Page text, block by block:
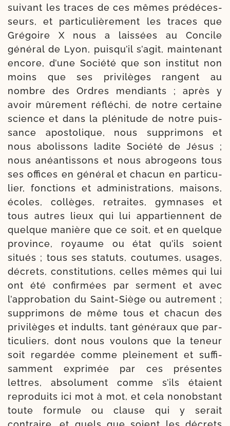
sui­vant les traces de ces mêmes pré­dé­ces­
seurs, et par­ti­cu­liè­re­ment les traces que
Grégoire X nous a lais­sées au Concile
géné­ral de Lyon, puis­qu’il s’a­git, main­te­nant
encore, d’une Société que son ins­ti­tut non
moins que ses pri­vi­lèges rangent au
nombre des Ordres men­diants ; après y
avoir mûre­ment réflé­chi, de notre cer­taine
science et dans la plé­ni­tude de notre puis­
sance apos­to­lique, nous sup­pri­mons et
nous abo­lis­sons ladite Société de Jésus ;
nous anéan­tis­sons et nous abro­geons tous
ses offices en géné­ral et cha­cun en par­ti­cu­
lier, fonc­tions et admi­nis­tra­tions, mai­sons,
écoles, col­lèges, retraites, gym­nases et
tous autres lieux qui lui appar­tiennent de
quelque manière que ce soit, et en quelque
pro­vince, royaume ou état qu’ils soient
situés ; tous ses sta­tuts, cou­tumes, usages,
décrets, consti­tu­tions, celles mêmes qui lui
ont été confir­mées par ser­ment et avec
l’ap­pro­ba­tion du Saint-​Siège ou autre­ment ;
sup­pri­mons de même tous et cha­cun des
pri­vi­lèges et indults, tant géné­raux que par­
ti­cu­liers, dont nous vou­lons que la teneur
soit regar­dée comme plei­ne­ment et suf­fi­
sam­ment expri­mée par ces pré­sentes
lettres, abso­lu­ment comme s’ils étaient
repro­duits ici mot à mot, et cela non­obs­tant
toute for­mule ou clause qui y serait